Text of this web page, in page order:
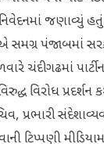
જણાવ્યું હતું.
પંજાબમાં
ચંદીગઢમાં
વિરોધ
પ્રભારી
ટિપ્પણી